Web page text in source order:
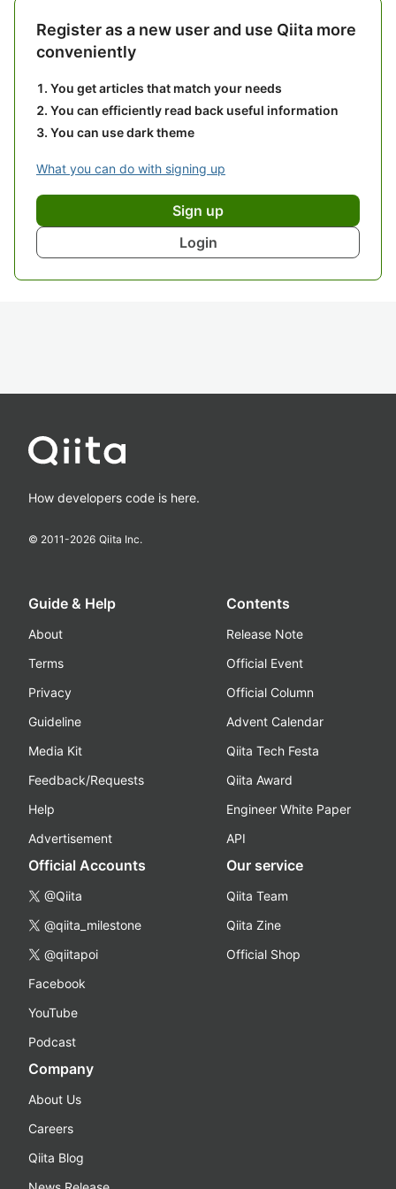
Register as a new user and use Qiita more
conveniently
You get articles that match your needs
You can efficiently read back useful information
You can use dark theme
What you can do with signing up
Sign up
Login
How developers code is here.
© 2011-2026 Qiita Inc.
Guide & Help
About
Terms
Privacy
Guideline
Media Kit
Feedback/Requests
Help
Advertisement
Contents
Release Note
Official Event
Official Column
Advent Calendar
Qiita Tech Festa
Qiita Award
Engineer White Paper
API
Official Accounts
@Qiita
@qiita_milestone
@qiitapoi
Facebook
YouTube
Podcast
Our service
Qiita Team
Qiita Zine
Official Shop
Company
About Us
Careers
Qiita Blog